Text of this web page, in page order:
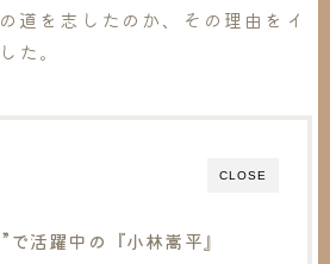
道を志したのか、その理由をイ
た。
CLOSE
で活躍中の『小林嵩平』